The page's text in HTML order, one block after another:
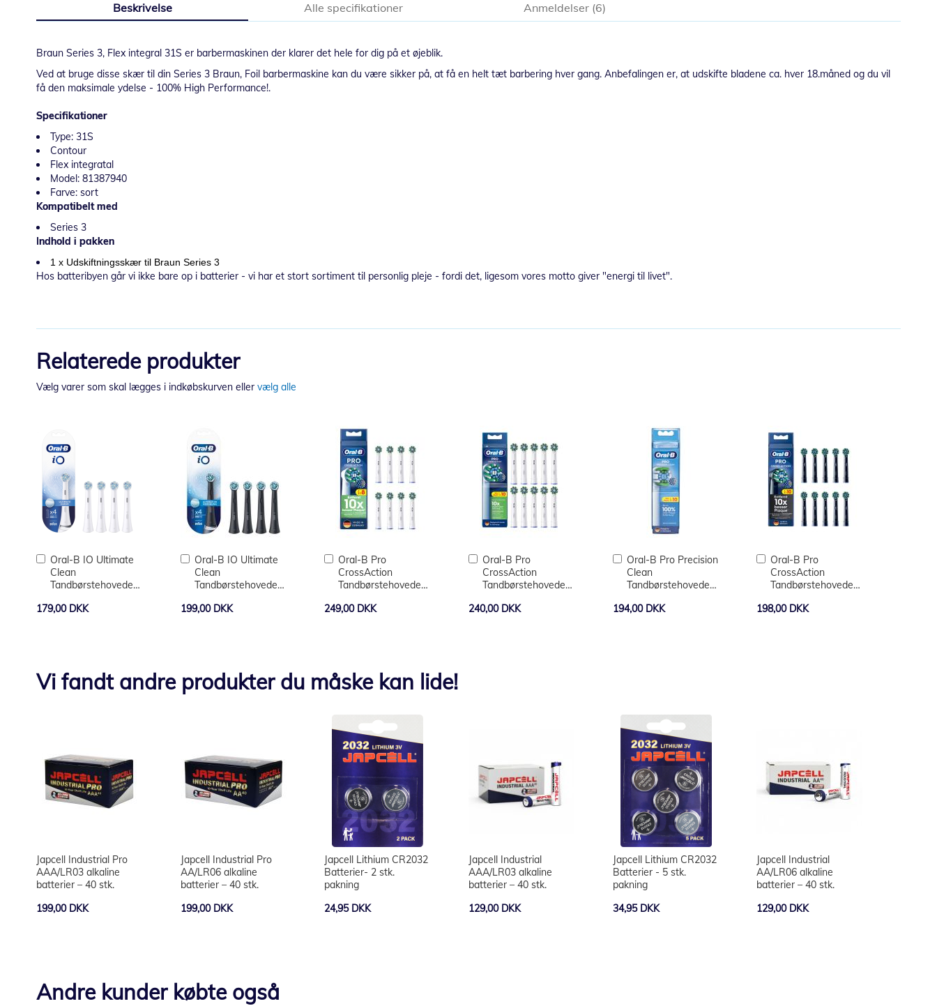
af
Beskrivelse
Braun Series 3, Flex integral 31S er barbermaskinen der klarer det hele for dig på et øjeblik.
Ved at bruge disse skær til din Series 3 Braun, Foil barbermaskine kan du være sikker på, at få en helt tæt barbering hver gang. Anbefalingen er, at udskifte bladene ca. hver 18.måned og du vil
få den maksimale ydelse - 100% High Performance!.
Specifikationer
Type: 31S
Contour
Flex integratal
Model: 81387940
Farve: sort
Kompatibelt med
Series 3
Indhold i pakken
1 x Udskiftningsskær til Braun Series 3
Hos batteribyen går vi ikke bare op i batterier - vi har et stort sortiment til personlig pleje - fordi det, ligesom vores motto giver "energi til livet".
Alle specifikationer Anmeldelser 6
Relaterede produkter
Vælg varer som skal lægges i indkøbskurven eller vælg alle
Oral-B IO Ultimate
Clean
Tandbørstehoveder
179,00 DKK
Læg
kurv
Oral-B IO Ultimate
Clean
Tandbørstehoveder
199,00 DKK
Læg
kurv
Oral-B Pro
CrossAction
Tandbørstehoveder
249,00 DKK
Læg
kurv
Oral-B Pro
CrossAction
Tandbørstehoveder
240,00 DKK
Læg
kurv
Oral-B Pro Precision
Clean
Tandbørstehoveder
194,00 DKK
Læg
kurv
Oral-B Pro
CrossAction
Tandbørstehoveder
198,00 DKK
Læg
kurv
Vi fandt andre produkter du måske kan lide!
Japcell Industrial Pro
AAA/LR03 alkaline
batterier – 40 stk.
199,00 DKK
Japcell Industrial Pro
AA/LR06 alkaline
batterier – 40 stk.
199,00 DKK
Japcell Lithium CR2032
Batterier- 2 stk.
pakning
24,95 DKK
Japcell Industrial
AAA/LR03 alkaline
batterier – 40 stk.
129,00 DKK
Japcell Lithium CR2032
Batterier - 5 stk.
pakning
34,95 DKK
Japcell Industrial
AA/LR06 alkaline
batterier – 40 stk.
129,00 DKK
Andre kunder købte også